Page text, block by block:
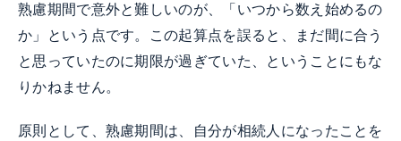
熟慮期間で意外と難しいのが、「いつから数え始めるの
か」という点です。この起算点を誤ると、まだ間に合う
と思っていたのに期限が過ぎていた、ということにもな
りかねません。
原則として、熟慮期間は、自分が相続人になったことを